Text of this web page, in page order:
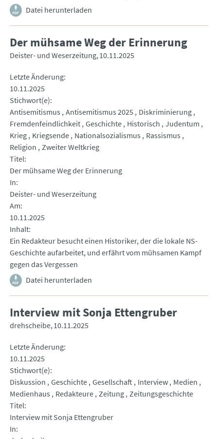
Datei herunterladen
Der mühsame Weg der Erinnerung
Deister- und Weserzeitung 10.11.2025
Letzte Änderung
10.11.2025
Stichwort(e)
Antisemitismus Antisemitismus 2025
Diskriminierung
Fremdenfeindlichkeit Geschichte Historisch Judentum
Krieg Kriegsende Nationalsozialismus
Rassismus
Religion Zweiter Weltkrieg
Titel
Der mühsame Weg der Erinnerung
In
Deister- und Weserzeitung
Am
10.11.2025
Inhalt
Ein Redakteur besucht einen Historiker, der die lokale NS-
Geschichte aufarbeitet, und erfährt vom mühsamen Kampf
gegen das Vergessen
Datei herunterladen
Interview mit Sonja Ettengruber
drehscheibe 10.11.2025
Letzte Änderung
10.11.2025
Stichwort(e)
Diskussion Geschichte Gesellschaft Interview Medien
Medienhaus
Redakteure Zeitung Zeitungsgeschichte
Titel
Interview mit Sonja Ettengruber
In